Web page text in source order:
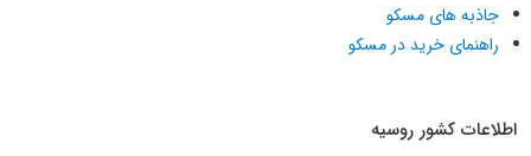
جاذبه های مسکو
راهنمای خرید در مسکو
اطلاعات کشور روسیه